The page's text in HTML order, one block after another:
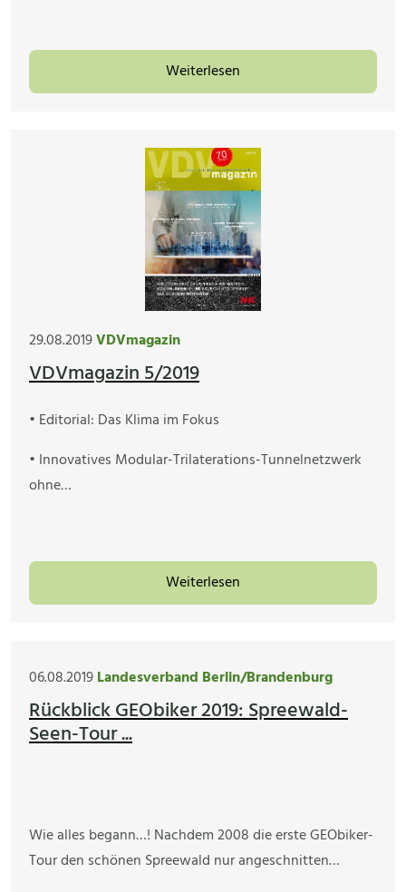
Weiterlesen
29.08.2019VDVmagazin
VDVmagazin 5/2019
• Editorial: Das Klima im Fokus
• Innovatives Modular-Trilaterations-Tunnelnetzwerk
ohne…
Weiterlesen
06.08.2019Landesverband Berlin/Brandenburg
Rückblick GEObiker 2019: Spreewald-
Seen-Tour ...
Wie alles begann…! Nachdem 2008 die erste GEObiker-
Tour den schönen Spreewald nur angeschnitten…